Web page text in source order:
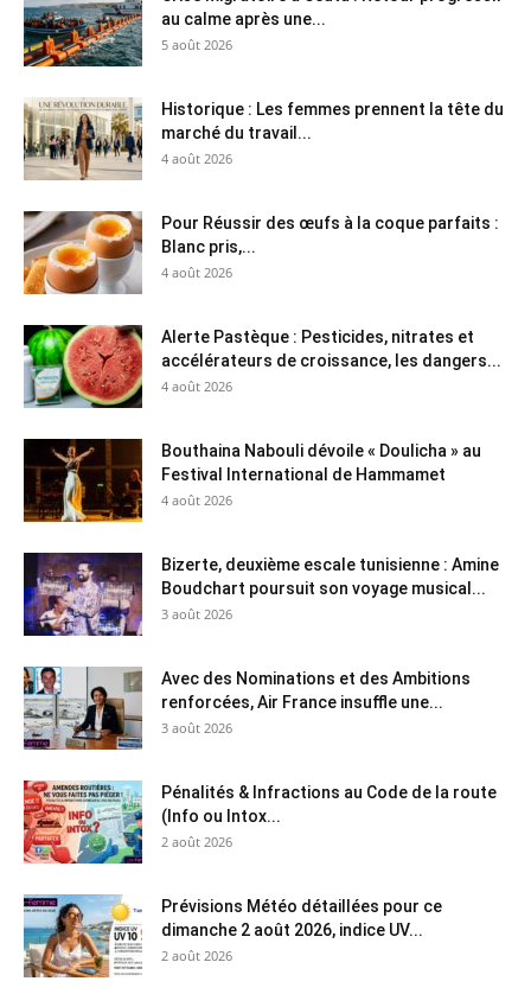
au calme après une...
5 août 2026
Historique : Les femmes prennent la tête du
marché du travail...
4 août 2026
Pour Réussir des œufs à la coque parfaits :
Blanc pris,...
4 août 2026
Alerte Pastèque : Pesticides, nitrates et
accélérateurs de croissance, les dangers...
4 août 2026
Bouthaina Nabouli dévoile « Doulicha » au
Festival International de Hammamet
4 août 2026
Bizerte, deuxième escale tunisienne : Amine
Boudchart poursuit son voyage musical...
3 août 2026
Avec des Nominations et des Ambitions
renforcées, Air France insuffle une...
3 août 2026
Pénalités & Infractions au Code de la route
(Info ou Intox...
2 août 2026
Prévisions Météo détaillées pour ce
dimanche 2 août 2026, indice UV...
2 août 2026